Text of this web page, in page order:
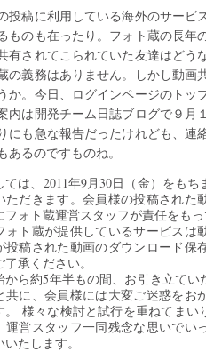
投稿に利用している海外のサー
ものも在ったり。フォト蔵の長年
有されてこられていた友達はどう
の義務はありません。しかし動
か。今日、ログインページのト
内は開発チーム日誌ブログで９
にも急な報告だったけれども、
あるのですものね。
ては、2011年9月30日（金）をも
ただきます。会員様の投稿された
フォト蔵運営スタッフが責任をもっ
ォト蔵が提供しているサービスは
投稿された動画のダウンロード保
承ください。
から約5年半もの間、お引き立て
共に、会員様には大変ご迷惑をお
。 様々な検討と試行を重ねてま
運営スタッフ一同残念な思いでい
いたします。